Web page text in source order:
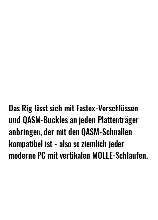
Das Rig lässt sich mit Fastex-Verschlüssen
und QASM-Buckles an jeden Plattenträger
anbringen, der mit den QASM-Schnallen
kompatibel ist - also so ziemlich jeder
moderne PC mit vertikalen MOLLE-Schlaufen.